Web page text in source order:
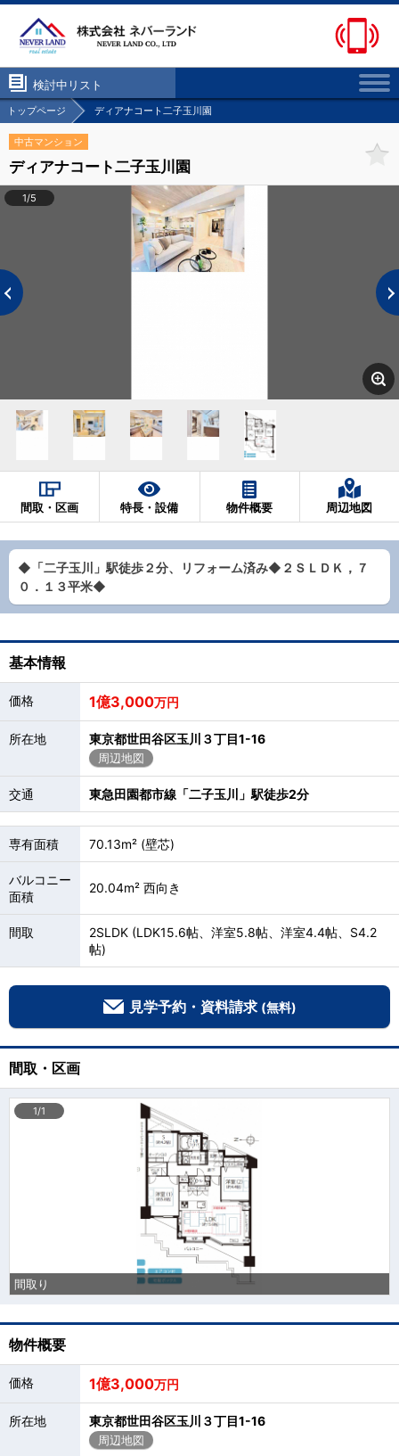
検討中リスト
トップページ ディアナコート二子玉川園
中古マンション
ディアナコート二子玉川園
1/5
間取・区画 特長・設備 物件概要 周辺地図
◆「二子玉川」駅徒歩２分、リフォーム済み◆２ＳＬＤＫ，７
０．１３平米◆
基本情報
価格 1億3,000万円
所在地 東京都世田谷区玉川３丁目1-16
周辺地図
交通 東急田園都市線「二子玉川」駅徒歩2分
専有面積 70.13m² (壁芯)
バルコニー
面積
20.04m² 西向き
間取
2SLDK (LDK15.6帖、洋室5.8帖、洋室4.4帖、S4.2
帖)
見学予約・資料請求 (無料)
間取・区画
間取り
1/1
物件概要
価格 1億3,000万円
所在地 東京都世田谷区玉川３丁目1-16
周辺地図